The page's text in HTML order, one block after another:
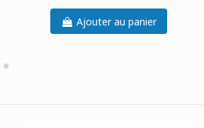
Ajouter au panier